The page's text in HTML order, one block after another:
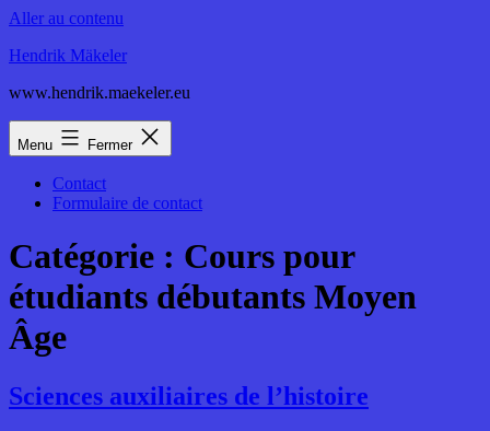
Aller au contenu
Hendrik Mäkeler
www.hendrik.maekeler.eu
Menu Fermer
Contact
Formulaire de contact
Catégorie : Cours pour
étudiants débutants Moyen
Âge
Sciences auxiliaires de l’histoire